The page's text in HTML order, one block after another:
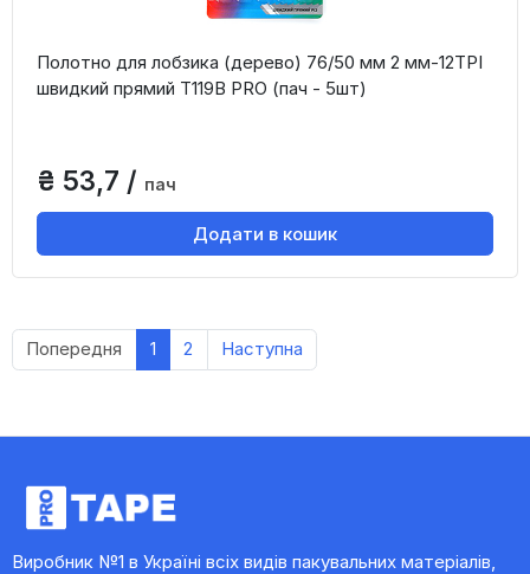
Полотно для лобзика (дерево) 76/50 мм 2 мм-12TPI
швидкий прямий T119B PRO (пач - 5шт)
₴ 53,7 / пач
Додати в кошик
Попередня 1 2 Наступна
Виробник №1 в Україні всіх видів пакувальних матеріалів,